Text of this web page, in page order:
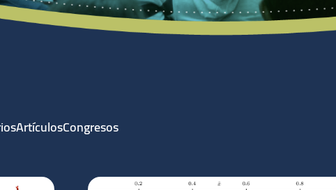
ArtículosCongresos